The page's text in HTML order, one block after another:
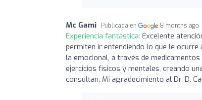
Mc Gami Publicada en 8 months ago
Experiencia fantástica: Excelente
permiten ir entendiendo lo que le
la emocional, a través de
ejercicios físicos y mentales, creando
consultan. Mi agradecimiento al Dr. D.